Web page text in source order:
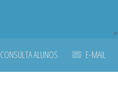
CONSULTA ALUNOS E-MAIL